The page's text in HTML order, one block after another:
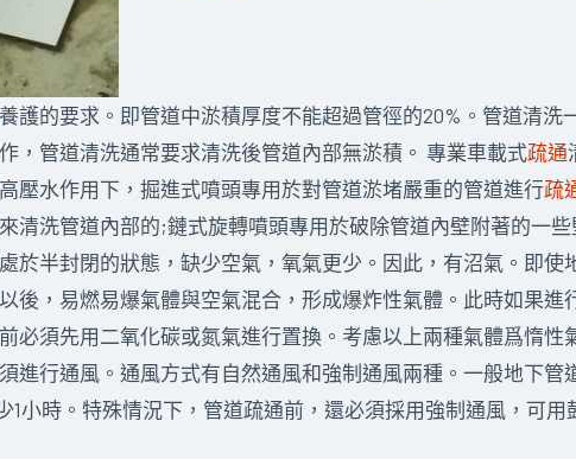
護的要求。即管道中淤積厚度不能超過管徑的20%。管道清洗
，管道清洗通常要求清洗後管道內部無淤積。 專業車載式疏通
壓水作用下，掘進式噴頭專用於對管道淤堵嚴重的管道進行疏
清洗管道內部的;鏈式旋轉噴頭專用於破除管道內壁附著的一
於半封閉的狀態，缺少空氣，氧氣更少。因此，有沼氣。即使
後，易燃易爆氣體與空氣混合，形成爆炸性氣體。此時如果進
必須先用二氧化碳或氮氣進行置換。考慮以上兩種氣體爲惰性
進行通風。通風方式有自然通風和強制通風兩種。一般地下管
小時。特殊情況下，管道疏通前，還必須採用強制通風，可